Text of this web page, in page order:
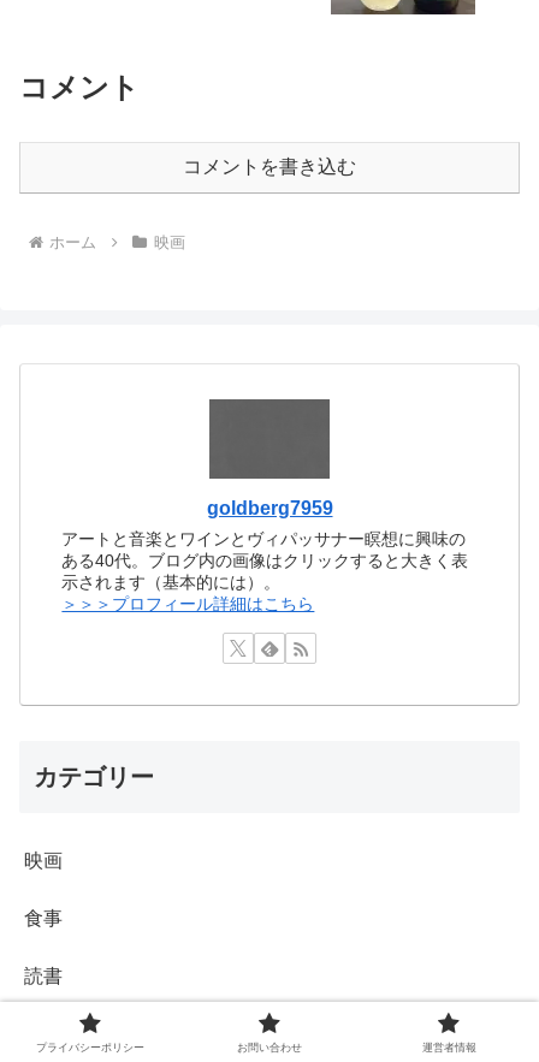
コメント
コメントを書き込む
ホーム 映画
goldberg7959
アートと音楽とワインとヴィパッサナー瞑想に興味の
ある40代。ブログ内の画像はクリックすると大きく表
示されます（基本的には）。
＞＞＞プロフィール詳細はこちら
カテゴリー
映画
食事
読書
プライバシーポリシー お問い合わせ 運営者情報